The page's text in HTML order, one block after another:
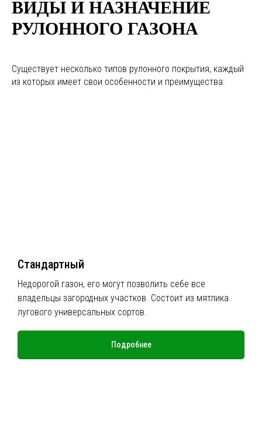
ВИДЫ И НАЗНАЧЕНИЕ
РУЛОННОГО ГАЗОНА
Существует несколько типов рулонного покрытия, каждый
из которых имеет свои особенности и преимущества:
Стандартный
Недорогой газон, его могут позволить себе все
владельцы загородных участков. Состоит из мятлика
лугового универсальных сортов.
Подробнее